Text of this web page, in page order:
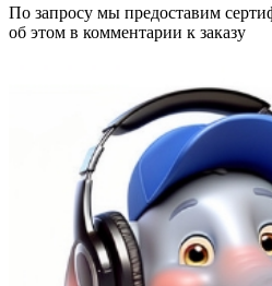
По запросу мы предоставим
об этом в комментарии к заказу